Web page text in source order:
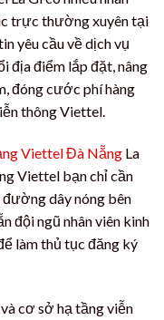
trực thường xuyên tại
yêu cầu về dịch vụ
địa điểm lắp đặt, nâng
đóng cước phí hàng
thông Viettel.
Viettel Đà Nẵng La
Viettel bạn chỉ cần
đường dây nóng bên
đội ngũ nhân viên kinh
làm thủ tục đăng ký
cơ sở hạ tầng viễn